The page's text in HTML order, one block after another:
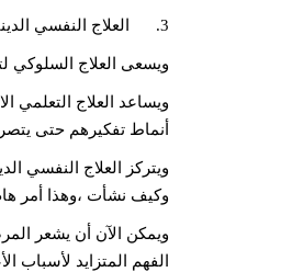
3. العلاج النفسي الديناميكي، وخاصة لعلاج مرض الضغط العصبي بعد التعرض للتجارب المؤلمة .
ويسعى العلاج السلوكي
ويساعد العلاج
أنماط تفكيرهم حتى
ويتركز العلاج النفسي
وكيف نشأت ،وهذا أمر
ويمكن الآن أن يشعر
الفهم المتزايد لأسباب